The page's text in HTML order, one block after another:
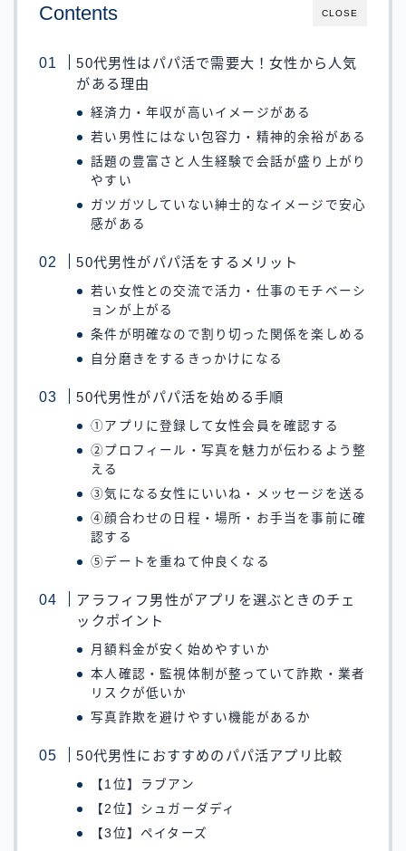
CLOSE
Contents
50代男性はパパ活で需要大！女性から人気
がある理由
経済力・年収が高いイメージがある
若い男性にはない包容力・精神的余裕がある
話題の豊富さと人生経験で会話が盛り上がり
やすい
ガツガツしていない紳士的なイメージで安心
感がある
50代男性がパパ活をするメリット
若い女性との交流で活力・仕事のモチベーシ
ョンが上がる
条件が明確なので割り切った関係を楽しめる
自分磨きをするきっかけになる
50代男性がパパ活を始める手順
①アプリに登録して女性会員を確認する
②プロフィール・写真を魅力が伝わるよう整
える
③気になる女性にいいね・メッセージを送る
④顔合わせの日程・場所・お手当を事前に確
認する
⑤デートを重ねて仲良くなる
アラフィフ男性がアプリを選ぶときのチェ
ックポイント
月額料金が安く始めやすいか
本人確認・監視体制が整っていて詐欺・業者
リスクが低いか
写真詐欺を避けやすい機能があるか
50代男性におすすめのパパ活アプリ比較
【1位】ラブアン
【2位】シュガーダディ
【3位】ペイターズ